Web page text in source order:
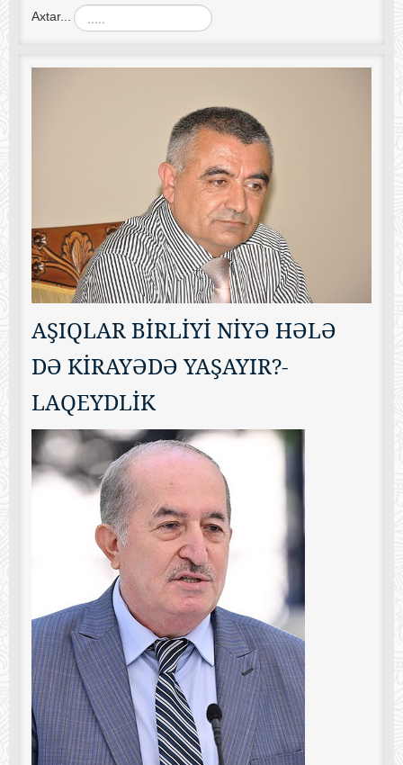
Axtar...
AŞIQLAR BİRLİYİ NİYƏ HƏLƏ
DƏ KİRAYƏDƏ YAŞAYIR?-
LAQEYDLİK